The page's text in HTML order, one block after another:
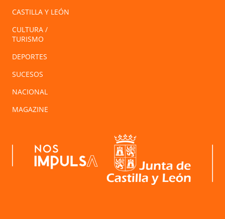
CASTILLA Y LEÓN
CULTURA /
TURISMO
DEPORTES
SUCESOS
NACIONAL
MAGAZINE